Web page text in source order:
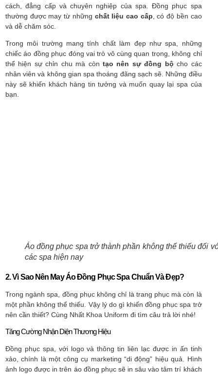
cách, đẳng cấp và chuyên nghiệp của spa. Đồng phục spa
thường được may từ những chất liệu cao cấp , có độ bền cao
và dễ chăm sóc.
Trong môi trường mang tính chất làm đẹp như spa, những
chiếc áo đồng phục đóng vai trò vô cùng quan trọng, không chỉ
thể hiện sự chỉn chu mà còn tạo nên sự đồng bộ cho các
nhân viên và không gian spa thoáng đãng sạch sẽ. Những điều
này sẽ khiến khách hàng tin tưởng và muốn quay lại spa của
bạn.
Áo đồng phục spa trở thành phần không thể thiếu đối
các spa hiện nay
2. Vì Sao Nên May Áo Đồng Phục Spa Chuẩn Và Đẹp?
Trong ngành spa, đồng phục không chỉ là trang phục mà còn là
một phần không thể thiếu. Vậy lý do gì khiến đồng phục spa trở
nên cần thiết? Cùng Nhất Khoa Uniform đi tìm câu trả lời nhé!
Tăng Cường Nhận Diện Thương Hiệu
Đồng phục spa, với logo và thông tin liên lạc được in ấn tinh
xảo, chính là một công cụ marketing “di động” hiệu quả. Hình
ảnh logo được in trên áo đồng phục sẽ in sâu vào tâm trí khách